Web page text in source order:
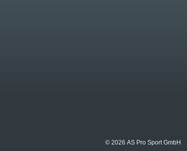
© 2026 AS Pro Sport GmbH